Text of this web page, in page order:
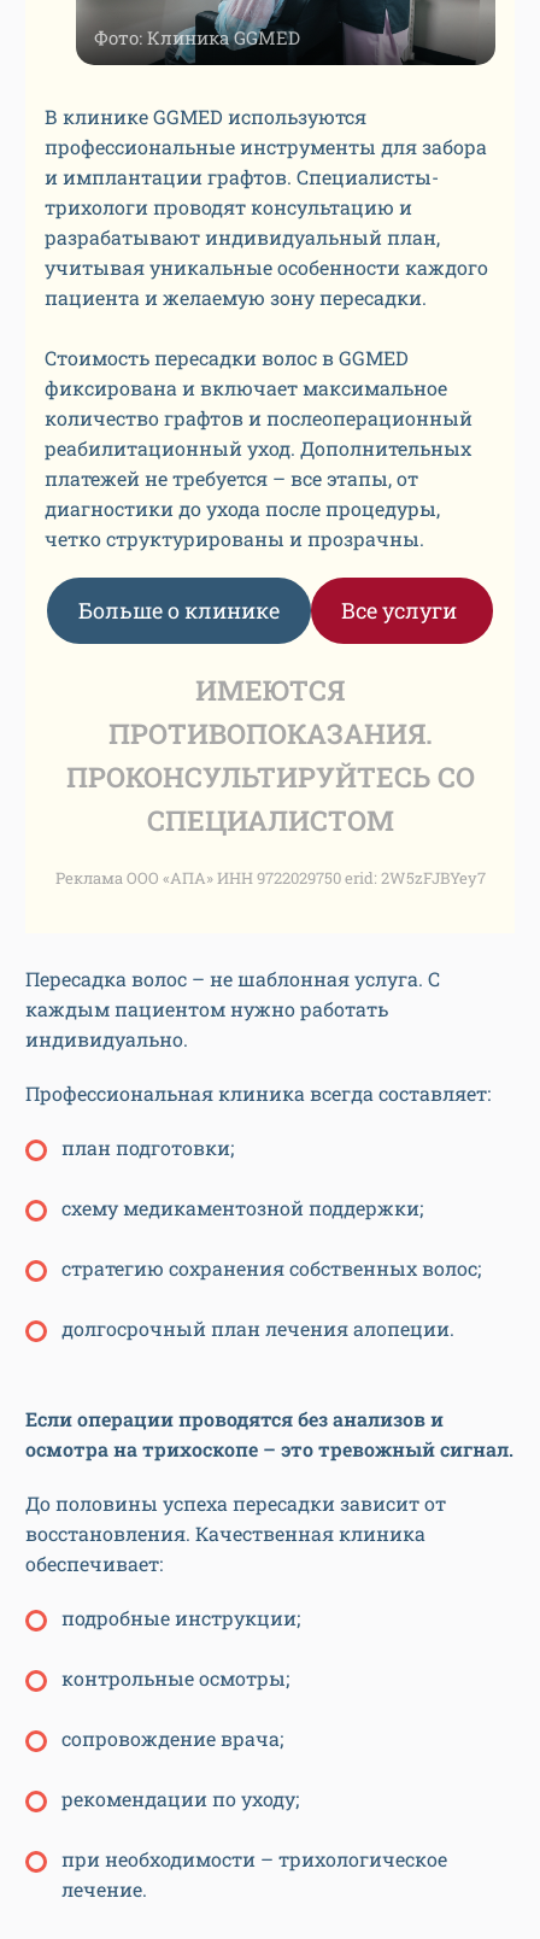
Фото: Клиника GGMED
В клинике GGMED используются
профессиональные инструменты для забора
и имплантации графтов. Специалисты-
трихологи проводят консультацию и
разрабатывают индивидуальный план,
учитывая уникальные особенности каждого
пациента и желаемую зону пересадки.
Стоимость пересадки волос в GGMED
фиксирована и включает максимальное
количество графтов и послеоперационный
реабилитационный уход. Дополнительных
платежей не требуется – все этапы, от
диагностики до ухода после процедуры,
четко структурированы и прозрачны.
Больше о клинике Все услуги
ИМЕЮТСЯ
ПРОТИВОПОКАЗАНИЯ.
ПРОКОНСУЛЬТИРУЙТЕСЬ СО
СПЕЦИАЛИСТОМ
Реклама ООО «АПА» ИНН 9722029750 erid: 2W5zFJBYey7
Пересадка волос – не шаблонная услуга. С
каждым пациентом нужно работать
индивидуально.
Профессиональная клиника всегда составляет:
план подготовки;
схему медикаментозной поддержки;
стратегию сохранения собственных волос;
долгосрочный план лечения алопеции.
Если операции проводятся без анализов и
осмотра на трихоскопе – это тревожный сигнал.
До половины успеха пересадки зависит от
восстановления. Качественная клиника
обеспечивает:
подробные инструкции;
контрольные осмотры;
сопровождение врача;
рекомендации по уходу;
при необходимости – трихологическое
лечение.